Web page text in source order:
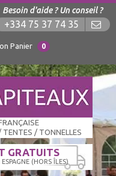
Besoin d'aide ? Un conseil ?
+334 75 37 74 35
Panier 0
TENTES / TONNELLES
GRATUITS
(HORS ÎLES)